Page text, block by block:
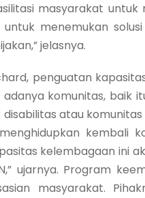
masyarakat
menemukan
jelasnya.
penguatan
komunitas, baik
atau
kembali
kelembagaan ini
ujarnya. Program
masyarakat.